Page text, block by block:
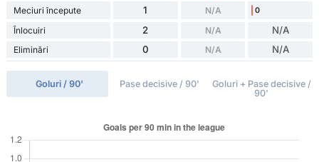
Meciuri începute 1 N/A 0
Înlocuiri 2 N/A N/A
Eliminări 0 N/A N/A
Goluri / 90' Pase decisive / 90'
Goluri + Pase decisive /
90'